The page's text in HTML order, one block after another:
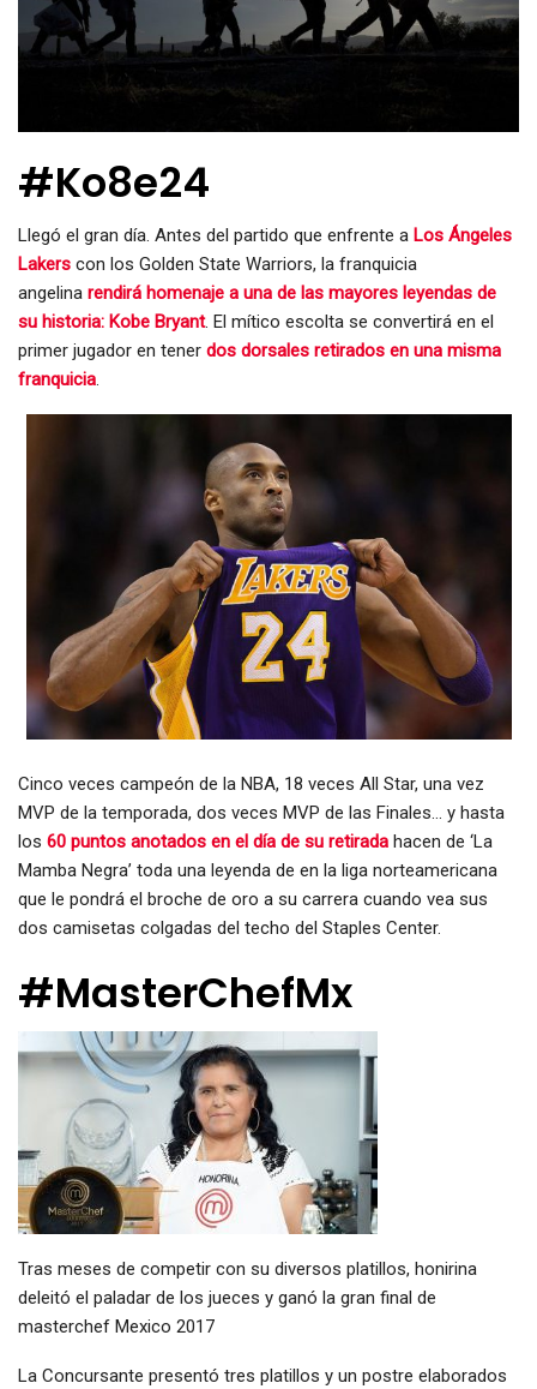
#Ko8e24
Llegó el gran día. Antes del partido que enfrente a Los Ángeles
Lakers con los Golden State Warriors, la franquicia
angelina rendirá homenaje a una de las mayores leyendas de
su historia: Kobe Bryant. El mítico escolta se convertirá en el
primer jugador en tener dos dorsales retirados en una misma
franquicia.
Cinco veces campeón de la NBA, 18 veces All Star, una vez
MVP de la temporada, dos veces MVP de las Finales… y hasta
los 60 puntos anotados en el día de su retirada hacen de ‘La
Mamba Negra’ toda una leyenda de en la liga norteamericana
que le pondrá el broche de oro a su carrera cuando vea sus
dos camisetas colgadas del techo del Staples Center.
#MasterChefMx
Tras meses de competir con su diversos platillos, honirina
deleitó el paladar de los jueces y ganó la gran final de
masterchef Mexico 2017
La Concursante presentó tres platillos y un postre elaborados